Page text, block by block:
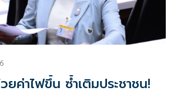
ยค่าไฟขึ้น ซ้ำเติมประชาชน!